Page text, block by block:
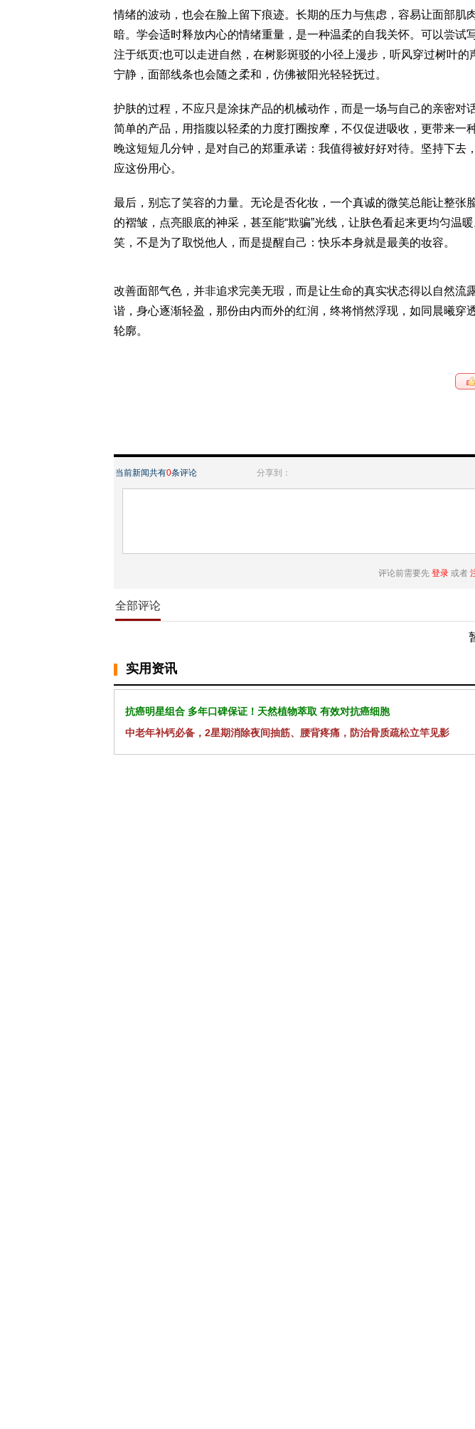
情绪的波动，也会在脸上留下痕迹。长期的压力与焦虑，容易让面部肌
暗。学会适时释放内心的情绪重量，是一种温柔的自我关怀。可以尝试
注于纸页;也可以走进自然，在树影斑驳的小径上漫步，听风穿过树叶的
宁静，面部线条也会随之柔和，仿佛被阳光轻轻抚过。
护肤的过程，不应只是涂抹产品的机械动作，而是一场与自己的亲密对
简单的产品，用指腹以轻柔的力度打圈按摩，不仅促进吸收，更带来一
晚这短短几分钟，是对自己的郑重承诺：我值得被好好对待。坚持下去
应这份用心。
最后，别忘了笑容的力量。无论是否化妆，一个真诚的微笑总能让整张
的褶皱，点亮眼底的神采，甚至能“欺骗”光线，让肤色看起来更均匀温
笑，不是为了取悦他人，而是提醒自己：快乐本身就是最美的妆容。
改善面部气色，并非追求完美无瑕，而是让生命的真实状态得以自然流
谐，身心逐渐轻盈，那份由内而外的红润，终将悄然浮现，如同晨曦穿
轮廓。
当前新闻共有0条评论 分享到：
评论前需要先 登录 或者
全部评论
实用资讯
抗癌明星组合 多年口碑保证！天然植物萃取 有效对抗癌细胞
中老年补钙必备，2星期消除夜间抽筋、腰背疼痛，防治骨质疏松立竿见影